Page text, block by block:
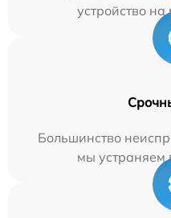
устройство
Большинство
мы устраняем